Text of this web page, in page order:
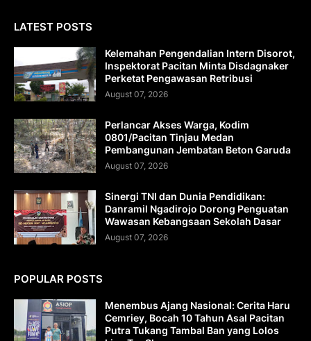
LATEST POSTS
Kelemahan Pengendalian Intern Disorot,
Inspektorat Pacitan Minta Disdagnaker
Perketat Pengawasan Retribusi
August 07, 2026
Perlancar Akses Warga, Kodim
0801/Pacitan Tinjau Medan
Pembangunan Jembatan Beton Garuda
August 07, 2026
Sinergi TNI dan Dunia Pendidikan:
Danramil Ngadirojo Dorong Penguatan
Wawasan Kebangsaan Sekolah Dasar
August 07, 2026
POPULAR POSTS
Menembus Ajang Nasional: Cerita Haru
Cemriey, Bocah 10 Tahun Asal Pacitan
Putra Tukang Tambal Ban yang Lolos